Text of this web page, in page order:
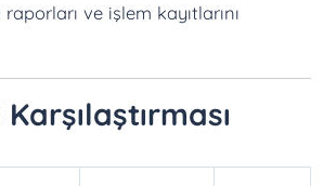
ve işlem kayıtlarını